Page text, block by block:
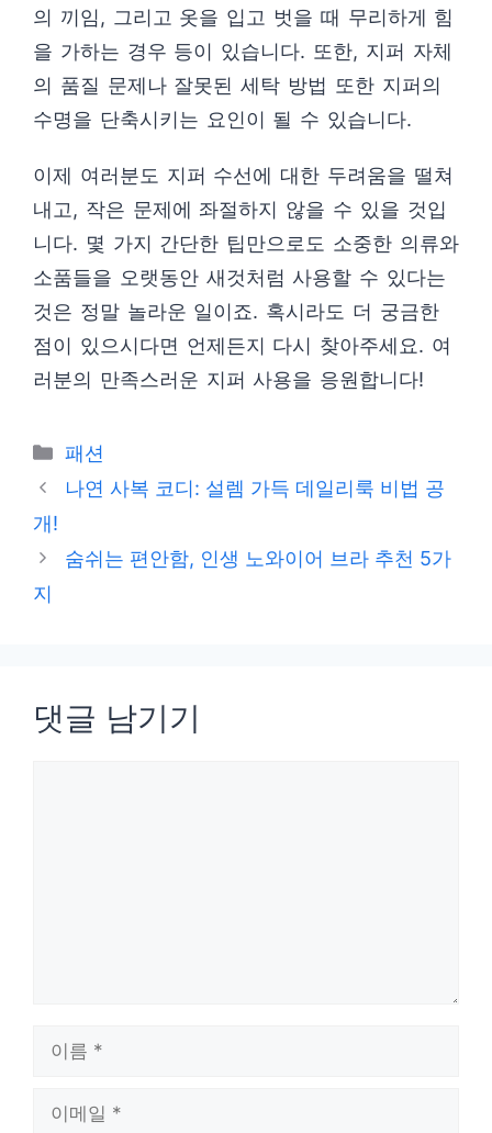
의 끼임, 그리고 옷을 입고 벗을 때 무리하게 힘
을 가하는 경우 등이 있습니다. 또한, 지퍼 자체
의 품질 문제나 잘못된 세탁 방법 또한 지퍼의
수명을 단축시키는 요인이 될 수 있습니다.
이제 여러분도 지퍼 수선에 대한 두려움을 떨쳐
내고, 작은 문제에 좌절하지 않을 수 있을 것입
니다. 몇 가지 간단한 팁만으로도 소중한 의류와
소품들을 오랫동안 새것처럼 사용할 수 있다는
것은 정말 놀라운 일이죠. 혹시라도 더 궁금한
점이 있으시다면 언제든지 다시 찾아주세요. 여
러분의 만족스러운 지퍼 사용을 응원합니다!
카
테
패션
나연 사복 코디: 설렘 가득 데일리룩 비법 공
개!
숨쉬는 편안함, 인생 노와이어 브라 추천 5가
지
댓글 남기기